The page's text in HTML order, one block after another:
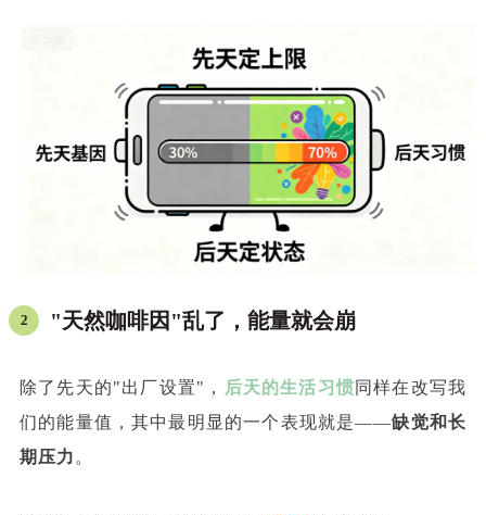
2 "天然咖啡因"乱了，能量就会崩
除了先天的"出厂设置"， 后天的生活习惯同样在改写我
们的能量值，其中最明显的一个表现就是——缺觉和长
期压力 。